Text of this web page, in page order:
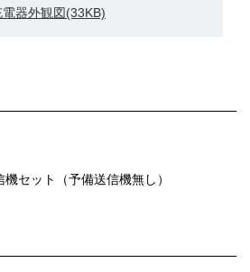
電器外観図(33KB)
セット（予備送信機無し）